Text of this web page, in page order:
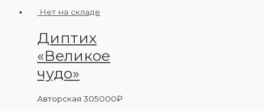
Нет на складе
Диптих
«Великое
чудо»
Авторская 305000₽